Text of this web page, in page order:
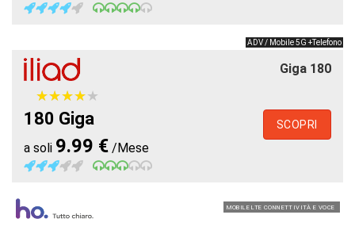
ADV / Mobile 5G +Telefono
Giga 180
★★★★★
★★★★★
180 Giga
a soli 9.99 € /Mese
SCOPRI
MOBILE LTE CONNETTIVITÀ E VOCE